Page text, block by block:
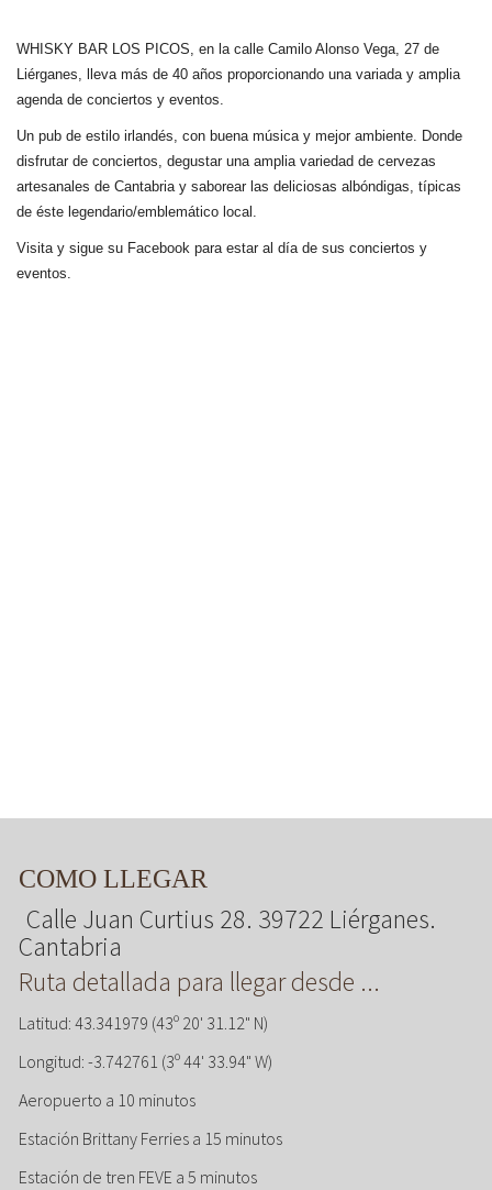
WHISKY BAR LOS PICOS, en la calle Camilo Alonso Vega, 27 de
Liérganes, lleva más de 40 años proporcionando una variada y amplia
agenda de conciertos y eventos.
Un pub de estilo irlandés, con buena música y mejor ambiente. Donde
disfrutar de conciertos, degustar una amplia variedad de cervezas
artesanales de Cantabria y saborear las deliciosas albóndigas, típicas
de éste legendario/emblemático local.
Visita y sigue su Facebook para estar al día de sus conciertos y
eventos.
COMO LLEGAR
Calle Juan Curtius 28. 39722 Liérganes.
Cantabria
Ruta detallada para llegar desde ...
Latitud: 43.341979 (43º 20' 31.12" N)
Longitud: -3.742761 (3º 44' 33.94" W)
Aeropuerto a 10 minutos
Estación Brittany Ferries a 15 minutos
Estación de tren FEVE a 5 minutos